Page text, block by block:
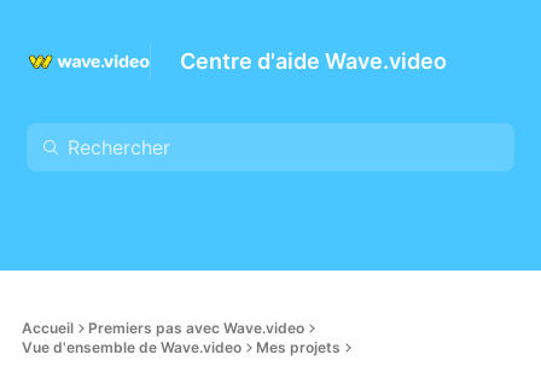
Centre d'aide Wave.video
Accueil
Premiers pas avec Wave.video
Vue d'ensemble de Wave.video
Mes projets